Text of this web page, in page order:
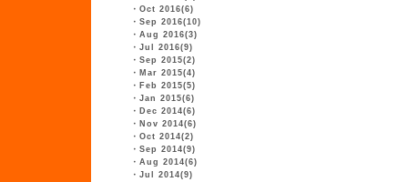
・ Oct 2016(6)
・ Sep 2016(10)
・ Aug 2016(3)
・ Jul 2016(9)
・ Sep 2015(2)
・ Mar 2015(4)
・ Feb 2015(5)
・ Jan 2015(6)
・ Dec 2014(6)
・ Nov 2014(6)
・ Oct 2014(2)
・ Sep 2014(9)
・ Aug 2014(6)
・ Jul 2014(9)